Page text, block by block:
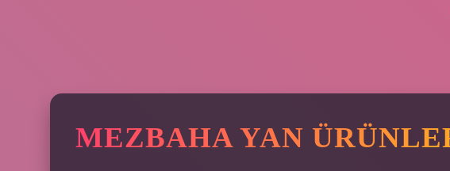
MEZBAHA YAN